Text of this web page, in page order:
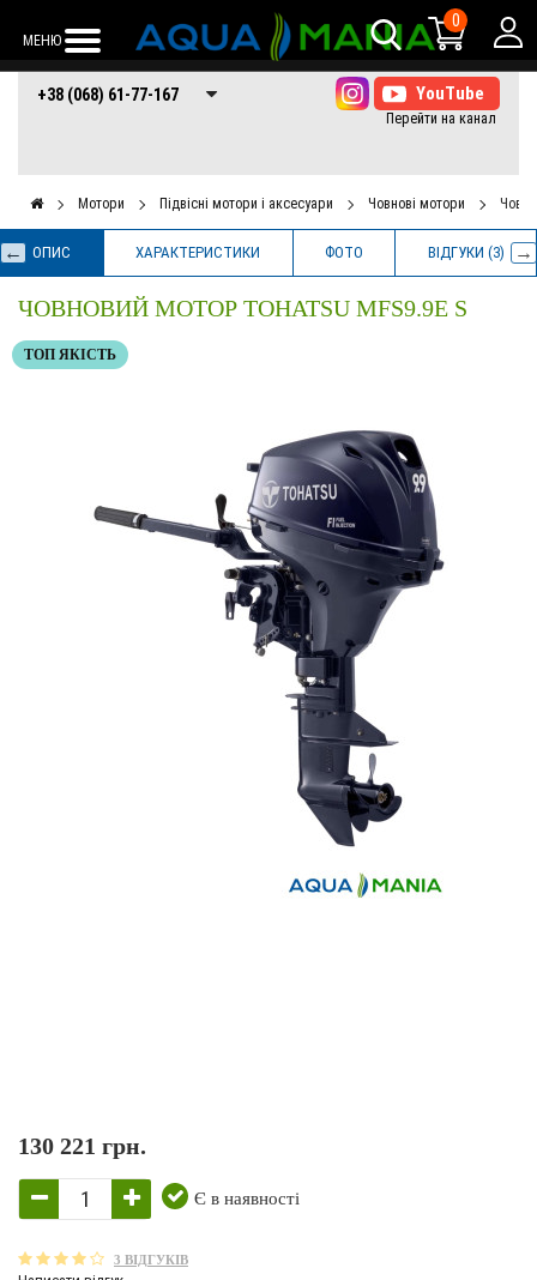
МЕНЮ
0
+38 (068) 61-77-
167
+38 (066) 61-77-+38 (073) 61-77-
167
+38 (068) 61-77-167
Мотори Підвісні мотори і аксесуари Човнові мотори
ОПИС ХАРАКТЕРИСТИКИ ФОТО ВІДГУКИ (3)
ЧОВНОВИЙ МОТОР TOHATSU MFS9.9E S
ТОП ЯКІСТЬ
130 221 грн.
Є в наявності
3 ВІДГУКІВ